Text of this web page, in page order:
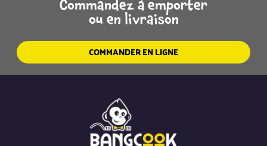
Commandez à emporter
ou en livraison
COMMANDER EN LIGNE